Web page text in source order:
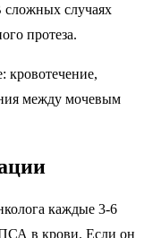
случаях
протеза.
кровотечение,
между мочевым
каждые 3-6
ПСА в крови. Если он